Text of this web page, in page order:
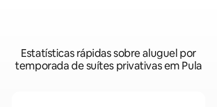
Estatísticas rápidas sobre aluguel por
temporada de suítes privativas em Pula